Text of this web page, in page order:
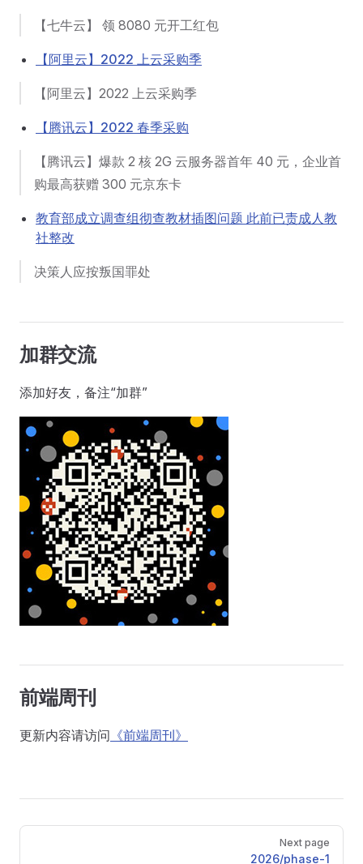
【七牛云】 领 8080 元开工红包
【阿里云】2022 上云采购季
【阿里云】2022 上云采购季
【腾讯云】2022 春季采购
【腾讯云】爆款 2 核 2G 云服务器首年 40 元，企业首
购最高获赠 300 元京东卡
教育部成立调查组彻查教材插图问题 此前已责成人教
社整改
决策人应按叛国罪处
加群交流
添加好友，备注“加群”
前端周刊
更新内容请访问 《前端周刊》
Pager
Next page
2026/phase-1